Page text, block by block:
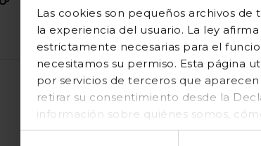
Las cookies son pequeños archivos
la experiencia del usuario. La ley
estrictamente necesarias para el
necesitamos su permiso. Esta página
por servicios de terceros que
retirar su consentimiento desde la
información sobre quiénes somos,
en nuestraPolítica de cookies (https://
(excepto Canarias)